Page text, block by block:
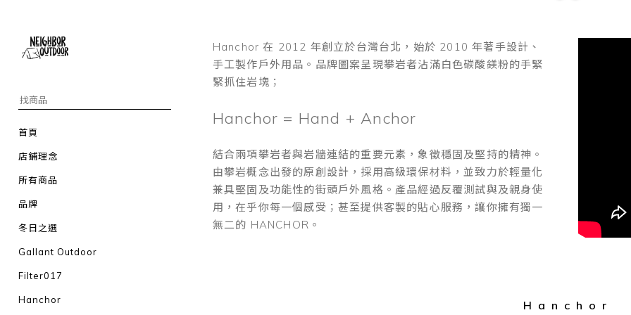
首頁
店鋪理念
所有商品
品牌
冬日之選
Gallant Outdoor
Filter017
Hanchor
Hanchor 在 2012 年創立於台灣台北，始於 2010 年著手設計、
手工製作戶外用品。品牌圖案呈現攀岩者沾滿白色碳酸鎂粉的手緊
緊抓住岩塊；
Hanchor = Hand + Anchor
結合兩項攀岩者與岩牆連結的重要元素，象徵穩固及堅持的精神。
由攀岩概念出發的原創設計，採用高級環保材料，並致力於輕量化
兼具堅固及功能性的街頭戶外風格。產品經過反覆測試與及親身使
用，在乎你每一個感受；甚至提供客製的貼心服務，讓你擁有獨一
無二的 HANCHOR。
Hanchor